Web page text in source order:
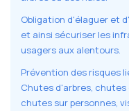
Obligation d'élaguer et
et ainsi sécuriser les
usagers aux alentours.
Prévention des risques
Chutes d'arbres,
chutes sur personnes,